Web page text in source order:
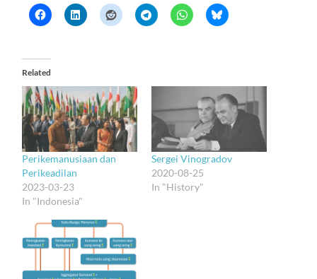
Related
Perikemanusiaan dan
Perikeadilan
2023-03-23
In "Indonesia"
Sergei Vinogradov
2020-08-25
In "History"